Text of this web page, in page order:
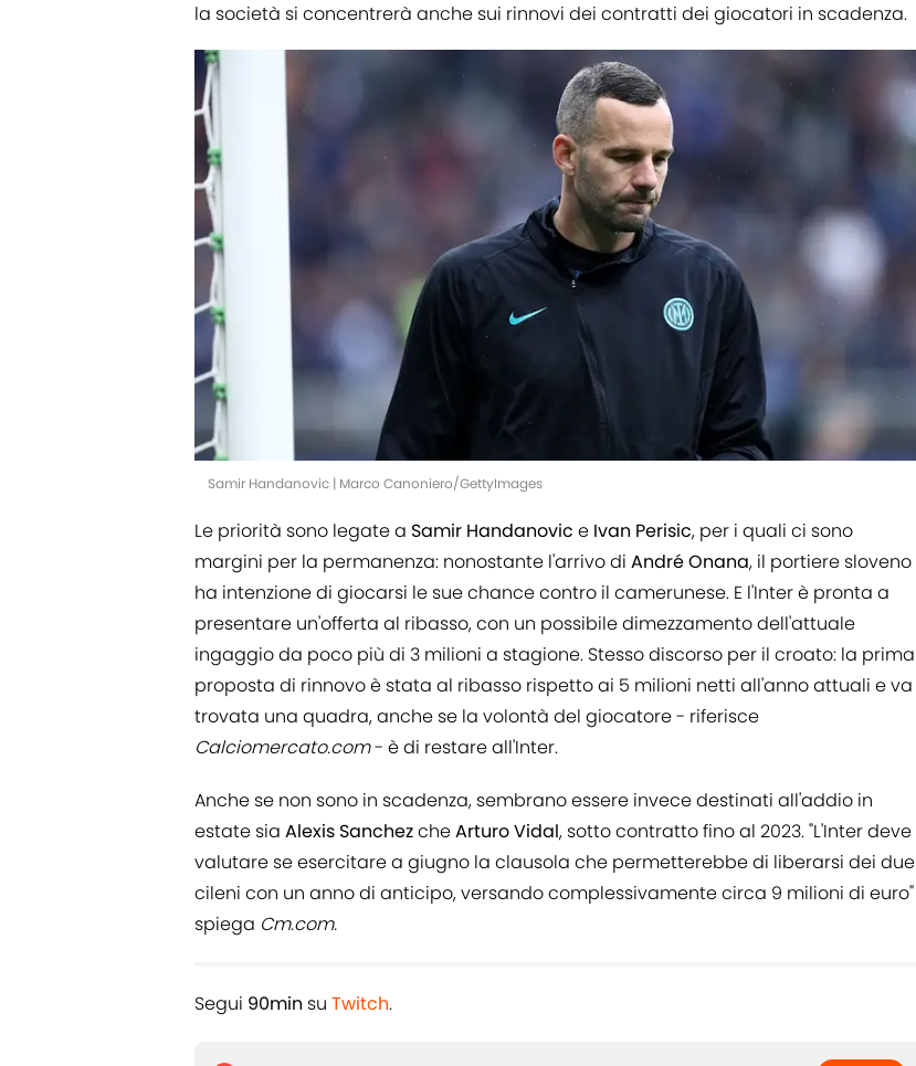
la società si concentrerà anche sui rinnovi dei contratti dei giocatori in scadenza.
Samir Handanovic | Marco Canoniero/GettyImages
Le priorità sono legate a Samir Handanovic e Ivan Perisic, per i quali ci sono
margini per la permanenza: nonostante l'arrivo di André Onana, il portiere sloveno
ha intenzione di giocarsi le sue chance contro il camerunese. E l'Inter è pronta a
presentare un'offerta al ribasso, con un possibile dimezzamento dell'attuale
ingaggio da poco più di 3 milioni a stagione. Stesso discorso per il croato: la prima
proposta di rinnovo è stata al ribasso rispetto ai 5 milioni netti all'anno attuali e va
trovata una quadra, anche se la volontà del giocatore - riferisce
Calciomercato.com- è di restare all'Inter.
Anche se non sono in scadenza, sembrano essere invece destinati all'addio in
estate sia Alexis SanchezcheArturo Vidal, sotto contratto fino al 2023. "L'Inter deve
valutare se esercitare a giugno la clausola che permetterebbe di liberarsi dei due
cileni con un anno di anticipo, versando complessivamente circa 9 milioni di euro"
spiega Cm.com.
Segui 90min su Twitch.